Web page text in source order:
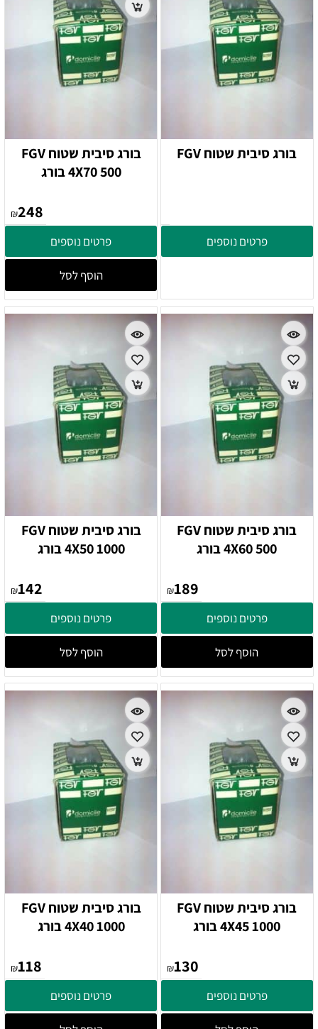
בורג סיבית שטוח FGV
פרטים נוספים
בורג סיבית שטוח FGV
4X70 500 בורג
₪248
פרטים נוספים
הוסף לסל
בורג סיבית שטוח FGV
4X60 500 בורג
₪189
פרטים נוספים
הוסף לסל
בורג סיבית שטוח FGV
4X50 1000 בורג
₪142
פרטים נוספים
הוסף לסל
בורג סיבית שטוח FGV
4X45 1000 בורג
₪130
פרטים נוספים
בורג סיבית שטוח FGV
4X40 1000 בורג
₪118
פרטים נוספים